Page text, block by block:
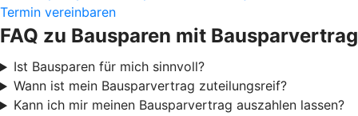
Termin vereinbaren
FAQ zu Bausparen mit Bausparvertrag
Ist Bausparen für mich sinnvoll?
Wann ist mein Bausparvertrag zuteilungsreif?
Kann ich mir meinen Bausparvertrag auszahlen lassen?